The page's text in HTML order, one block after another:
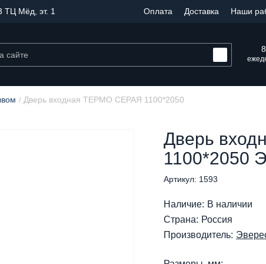
ТЦ Мёд, эт. 1 Оплата Доставка Наши
Дверь входная ТЕРМО СЕРАЯ 1100*2050
Дверь
1100*2050
Артикул: 1593
Наличие: В наличии
Страна: Россия
Производитель: